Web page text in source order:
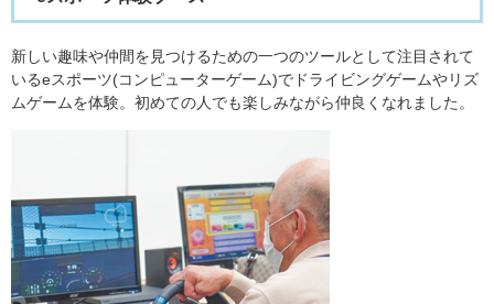
​新しい趣味や仲間を見つけるための一つのツールとして注目されて
いるeスポーツ(コンピューターゲーム)でドライビングゲームやリズ
ムゲームを体験。初めての人でも楽しみながら仲良くなれました。